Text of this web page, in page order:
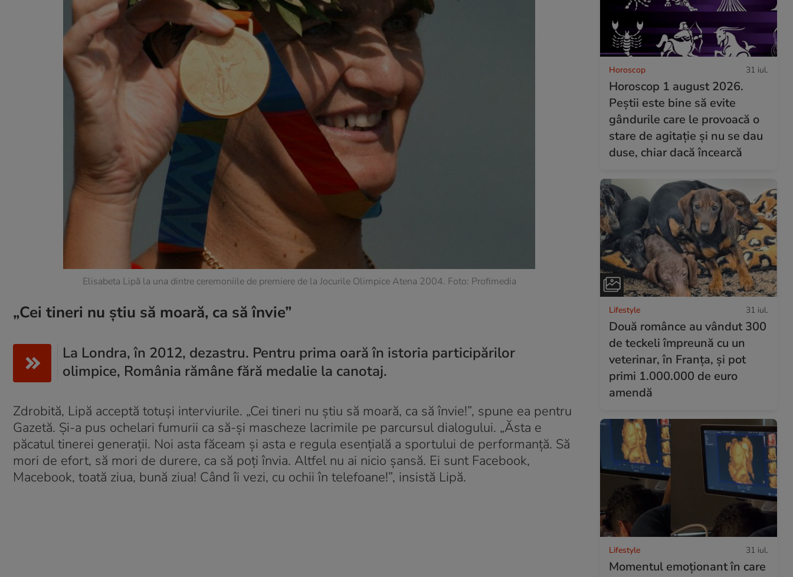
Elisabeta Lipă la una dintre ceremoniile de premiere de la Jocurile Olimpice Atena 2004. Foto: Profimedia
„Cei tineri nu știu să moară, ca să învie”
La Londra, în 2012, dezastru. Pentru prima oară în istoria participărilor
olimpice, România rămâne fără medalie la canotaj.
Zdrobită, Lipă acceptă totuși interviurile. „Cei tineri nu știu să moară, ca să învie!”, spune ea pentru
Gazetă. Și-a pus ochelari fumurii ca să-și mascheze lacrimile pe parcursul dialogului. „Ăsta e
păcatul tinerei generații. Noi asta făceam și asta e regula esențială a sportului de performanță. Să
mori de efort, să mori de durere, ca să poți învia. Altfel nu ai nicio șansă. Ei sunt Facebook,
Macebook, toată ziua, bună ziua! Când îi vezi, cu ochii în telefoane!”, insistă Lipă.
Horoscop 31 iul.
Horoscop 1 august 2026.
Peștii este bine să evite
gândurile care le provoacă o
stare de agitație și nu se dau
duse, chiar dacă încearcă
Lifestyle 31 iul.
Două românce au vândut 300
de teckeli împreună cu un
veterinar, în Franța, și pot
primi 1.000.000 de euro
amendă
Lifestyle 31 iul.
Momentul emoționant în care